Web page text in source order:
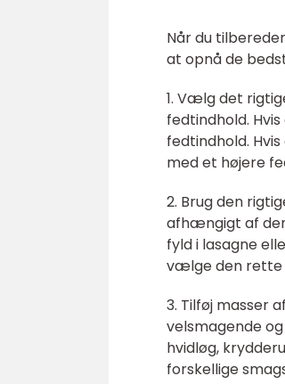
Når du
at opnå de
1. Vælg det
fedtindhold.
fedtindhold.
med et højere
2. Brug den
afhængigt af
fyld i lasagne
vælge den rette
3. Tilføj masser
velsmagende
hvidløg,
forskellige